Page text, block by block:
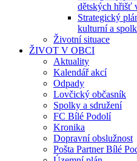
dětských hřišť
Strategický
kulturní a
Životní situace
ŽIVOT V OBCI
Aktuality
Kalendář akcí
Odpady
Lovčický občasník
Spolky a sdružení
FC Bílé Podolí
Kronika
Dopravní obslužnost
Pošta Partner Bílé